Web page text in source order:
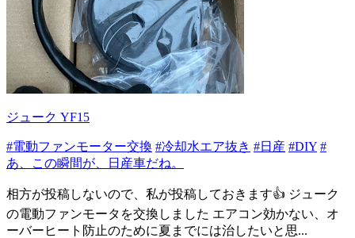
ジューク YF15
#電動ファンモーター交換 #冷却水エア抜き #日産 #DIY #
あ、この瞬間が、日産車だね。
相方が投稿しないので、私が投稿しておきます👍 ジューク
の電動ファンモータを交換しました エアコン効かない、オ
ーバーヒート防止のために夏までには治したいと思...